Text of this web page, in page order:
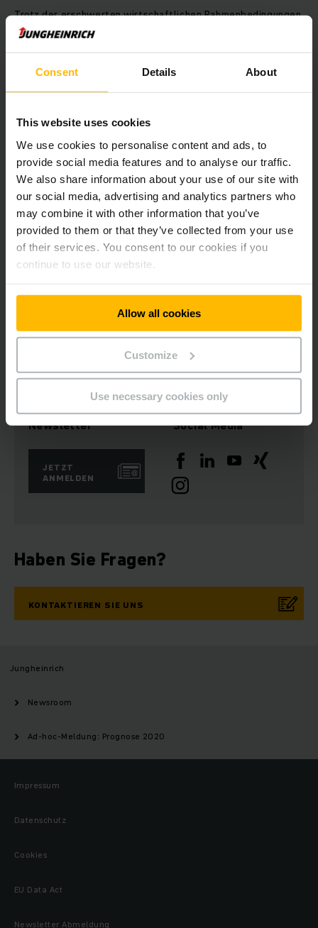
Consent Details About
This website uses cookies
We use cookies to personalise content and ads, to
provide social media features and to analyse our traffic.
We also share information about your use of our site with
our social media, advertising and analytics partners who
may combine it with other information that you’ve
provided to them or that they’ve collected from your use
of their services. You consent to our cookies if you
continue to use our website.
Allow all cookies
Customize
Use necessary cookies only
Trotz der erschwerten wirtschaftlichen Rahmenbedingungen
werden weiterhin umfangreiche Investitionen getätigt, vor
Maßnahmen zur Effizienzsteigerung ergriffen, um auch unter
verschlechterten Marktbedingungen die Profitabilität
Presse-Rückfragen bitte an:
Martin Wielgus – Leiter Unternehmenskommunikation
040 6948-3976 / 0151 54255852
martin.wielgus@jungheinrich.de
www.jungheinrich.com
Rückfragen von Analysten/Investoren bitte an:
Andrea Bleesen – Leiterin Investor Relations
Download Bild
Newsletter
JETZT
ANMELDEN
Social Media
Haben Sie Fragen?
KONTAKTIEREN SIE UNS
Jungheinrich
Newsroom
Ad-hoc-Meldung: Prognose 2020
Impressum
Datenschutz
Cookies
EU Data Act
Newsletter Abmeldung